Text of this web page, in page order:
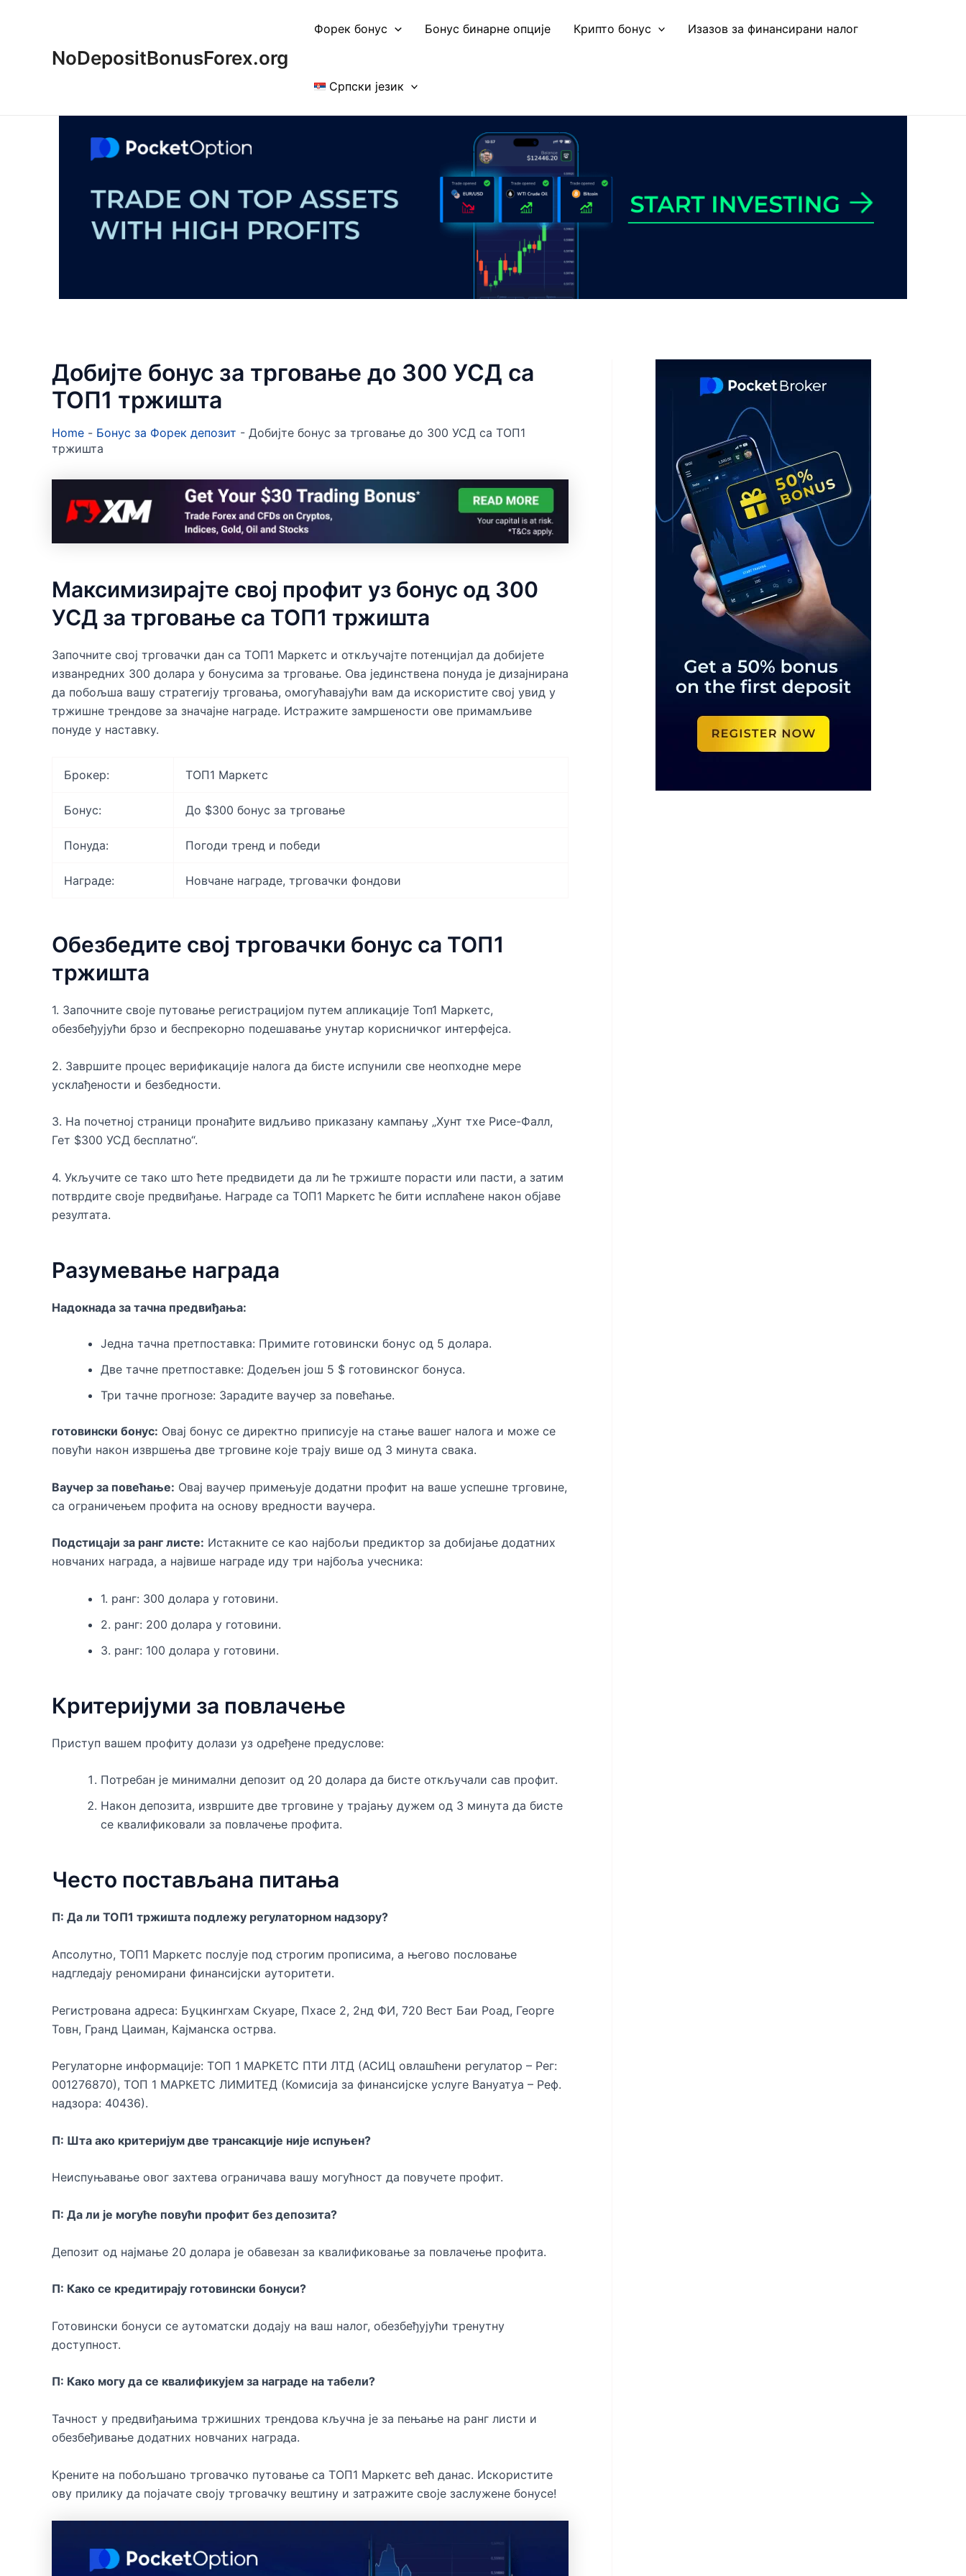
NoDepositBonusForex.org
Форек бонус Бонус бинарне опције Крипто бонус Изазов за финансирани налог
Српски језик
Добијте бонус за трговање до 300 УСД са
ТОП1 тржишта
Home - Бонус за Форек депозит - Добијте бонус за трговање до 300 УСД са ТОП1
тржишта
Максимизирајте свој профит уз бонус од 300
УСД за трговање са ТОП1 тржишта
Започните свој трговачки дан са ТОП1 Маркетс и откључајте потенцијал да добијете
изванредних 300 долара у бонусима за трговање. Ова јединствена понуда је дизајнирана
да побољша вашу стратегију трговања, омогућавајући вам да искористите свој увид у
тржишне трендове за значајне награде. Истражите замршености ове примамљиве
понуде у наставку.
Брокер: ТОП1 Маркетс
Бонус: До $300 бонус за трговање
Понуда: Погоди тренд и победи
Награде: Новчане награде, трговачки фондови
Обезбедите свој трговачки бонус са ТОП1
тржишта
1. Започните своје путовање регистрацијом путем апликације Топ1 Маркетс,
обезбеђујући брзо и беспрекорно подешавање унутар корисничког интерфејса.
2. Завршите процес верификације налога да бисте испунили све неопходне мере
усклађености и безбедности.
3. На почетној страници пронађите видљиво приказану кампању „Хунт тхе Рисе-Фалл,
Гет $300 УСД бесплатно“.
4. Укључите се тако што ћете предвидети да ли ће тржиште порасти или пасти, а затим
потврдите своје предвиђање. Награде са ТОП1 Маркетс ће бити исплаћене након објаве
резултата.
Разумевање награда
Надокнада за тачна предвиђања:
Једна тачна претпоставка: Примите готовински бонус од 5 долара.
Две тачне претпоставке: Додељен још 5 $ готовинског бонуса.
Три тачне прогнозе: Зарадите ваучер за повећање.
готовински бонус: Овај бонус се директно приписује на стање вашег налога и може се
повући након извршења две трговине које трају више од 3 минута свака.
Ваучер за повећање: Овај ваучер примењује додатни профит на ваше успешне трговине,
са ограничењем профита на основу вредности ваучера.
Подстицаји за ранг листе: Истакните се као најбољи предиктор за добијање додатних
новчаних награда, а највише награде иду три најбоља учесника:
1. ранг: 300 долара у готовини.
2. ранг: 200 долара у готовини.
3. ранг: 100 долара у готовини.
Критеријуми за повлачење
Приступ вашем профиту долази уз одређене предуслове:
Потребан је минимални депозит од 20 долара да бисте откључали сав профит.
Након депозита, извршите две трговине у трајању дужем од 3 минута да бисте
се квалификовали за повлачење профита.
Често постављана питања
П: Да ли ТОП1 тржишта подлежу регулаторном надзору?
Апсолутно, ТОП1 Маркетс послује под строгим прописима, а његово пословање
надгледају реномирани финансијски ауторитети.
Регистрована адреса: Буцкингхам Скуаре, Пхасе 2, 2нд ФИ, 720 Вест Баи Роад, Георге
Товн, Гранд Цаиман, Кајманска острва.
Регулаторне информације: ТОП 1 МАРКЕТС ПТИ ЛТД (АСИЦ овлашћени регулатор – Рег:
001276870), ТОП 1 МАРКЕТС ЛИМИТЕД (Комисија за финансијске услуге Вануатуа – Реф.
надзора: 40436).
П: Шта ако критеријум две трансакције није испуњен?
Неиспуњавање овог захтева ограничава вашу могућност да повучете профит.
П: Да ли је могуће повући профит без депозита?
Депозит од најмање 20 долара је обавезан за квалификовање за повлачење профита.
П: Како се кредитирају готовински бонуси?
Готовински бонуси се аутоматски додају на ваш налог, обезбеђујући тренутну
доступност.
П: Како могу да се квалификујем за награде на табели?
Тачност у предвиђањима тржишних трендова кључна је за пењање на ранг листи и
обезбеђивање додатних новчаних награда.
Крените на побољшано трговачко путовање са ТОП1 Маркетс већ данас. Искористите
ову прилику да појачате своју трговачку вештину и затражите своје заслужене бонусе!